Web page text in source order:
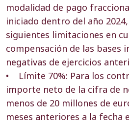
modalidad de pago
iniciado dentro del año
siguientes limitaciones en
compensación de las bases
negativas de ejercicios
• Límite 70%: Para los
importe neto de la cifra de
menos de 20 millones de
meses anteriores a la fecha